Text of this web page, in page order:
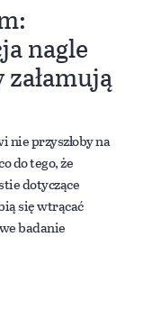
nagle
nie przyszłoby na
do tego, że
dotyczące
się wtrącać
badanie